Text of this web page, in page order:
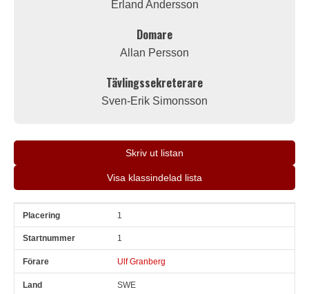
Erland Andersson
Domare
Allan Persson
Tävlingssekreterare
Sven-Erik Simonsson
Skriv ut listan
Visa klassindelad lista
Pl Snr 1
1
Ulf Granberg
SWE